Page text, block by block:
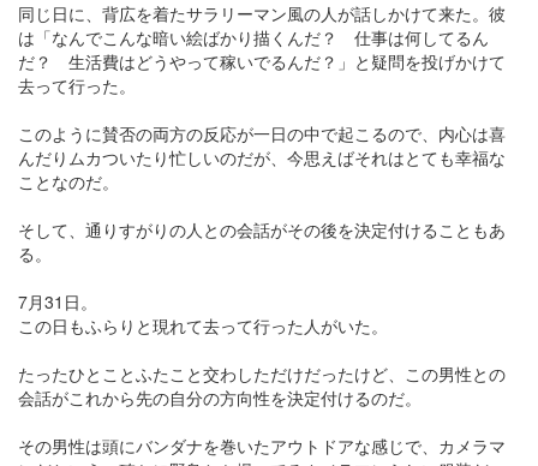
同じ日に、背広を着たサラリーマン風の人が話しかけて来た。彼
は「なんでこんな暗い絵ばかり描くんだ？ 仕事は何してるん
だ？ 生活費はどうやって稼いでるんだ？」と疑問を投げかけて
去って行った。
このように賛否の両方の反応が一日の中で起こるので、内心は喜
んだりムカついたり忙しいのだが、今思えばそれはとても幸福な
ことなのだ。
そして、通りすがりの人との会話がその後を決定付けることもあ
る。
7月31日。
この日もふらりと現れて去って行った人がいた。
たったひとことふたこと交わしただけだったけど、この男性との
会話がこれから先の自分の方向性を決定付けるのだ。
その男性は頭にバンダナを巻いたアウトドアな感じで、カメラマ